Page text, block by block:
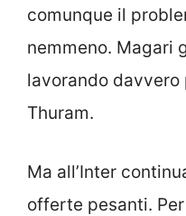
comunque il
nemmeno. Magari
lavorando davvero
Thuram.
Ma all’Inter
offerte pesanti.